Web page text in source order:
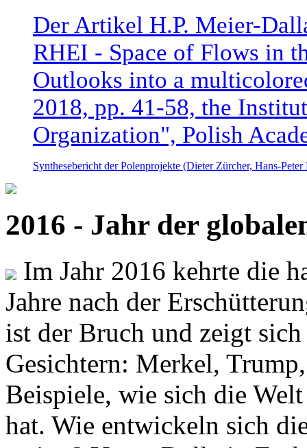
Der Artikel H.P. Meier-
RHEI - Space of Flows in
Outlooks into a
2018, pp. 41-58, the
Organization", Polish
Synthesebericht der Polenprojekte (Dieter Zürcher, Hans-
2016 - Jahr der
Im Jahr 2016 kehrte die
Jahre nach der
ist der Bruch und zeigt
Gesichtern: Merkel,
Beispiele, wie sich die
hat. Wie entwickeln sich